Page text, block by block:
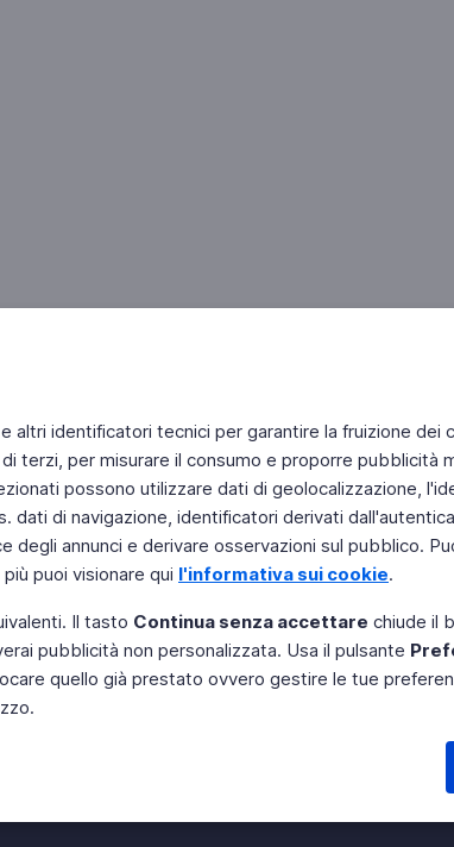
identificatori tecnici per garantire la fruizione dei
terzi, per misurare il consumo e proporre pubblicità
possono utilizzare dati di geolocalizzazione,
di navigazione, identificatori derivati
annunci e derivare osservazioni sul pubblico.
puoi visionare qui l'informativa sui cookie.
Il tasto Continua senza accettare chiude il
pubblicità non personalizzata. Usa il pulsante
quello già prestato ovvero gestire le tue